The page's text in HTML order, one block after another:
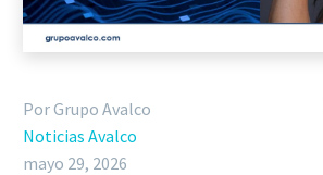
Por Grupo Avalco
Noticias Avalco
mayo 29, 2026